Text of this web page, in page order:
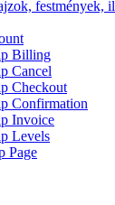
festmények,
Billing
Cancel
Checkout
Confirmation
Invoice
Levels
Page